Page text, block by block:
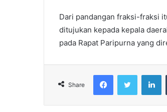
Dari pandangan fraksi-fraksi
ditujukan kepada kepala
pada Rapat Paripurna yang
Share
FacebookTwitter